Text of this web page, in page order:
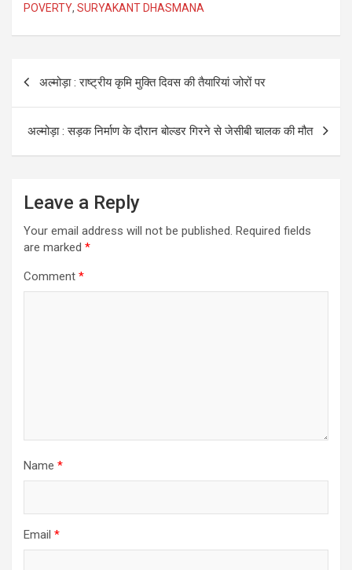
POVERTY, SURYAKANT DHASMANA
navigation
अल्मोड़ा : राष्ट्रीय कृमि मुक्ति दिवस की तैयारियां जोरों पर
अल्मोड़ा : सड़क निर्माण के दौरान बोल्डर गिरने से जेसीबी चालक की मौत
Leave a Reply
Your email address will not be published. Required fields
are marked *
Comment *
Name *
Email *